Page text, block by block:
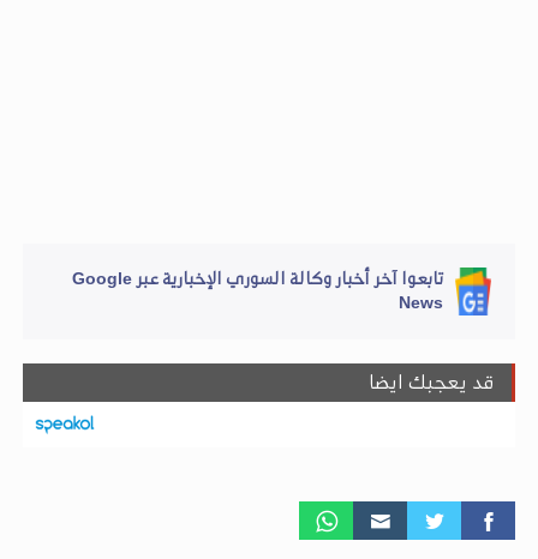
تابعوا آخر أخبار وكالة السوري الإخبارية عبر Google
News
قد يعجبك ايضا